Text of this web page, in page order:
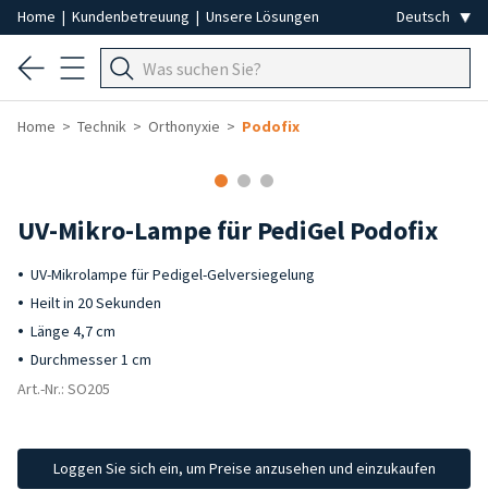
Home | Kundenbetreuung | Unsere Lösungen
Home Technik Orthonyxie Podofix
UV-Mikro-Lampe für PediGel Podofix
UV-Mikrolampe für Pedigel-Gelversiegelung
Heilt in 20 Sekunden
Länge 4,7 cm
Durchmesser 1 cm
Art.-Nr.: SO205
Loggen Sie sich ein, um Preise anzusehen und einzukaufen